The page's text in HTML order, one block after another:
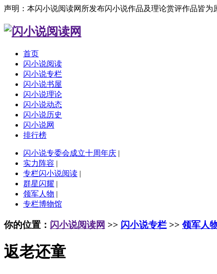
声明：本闪小说阅读网所发布闪小说作品及理论赏评作品皆
首页
闪小说阅读
闪小说专栏
闪小说书屋
闪小说理论
闪小说动态
闪小说历史
闪小说网
排行榜
闪小说专委会成立十周年庆 |
实力阵容 |
专栏闪小说阅读 |
群星闪耀 |
领军人物 |
专栏博物馆
你的位置： 闪小说阅读网 >> 闪小说专栏 >> 领军人
返老还童